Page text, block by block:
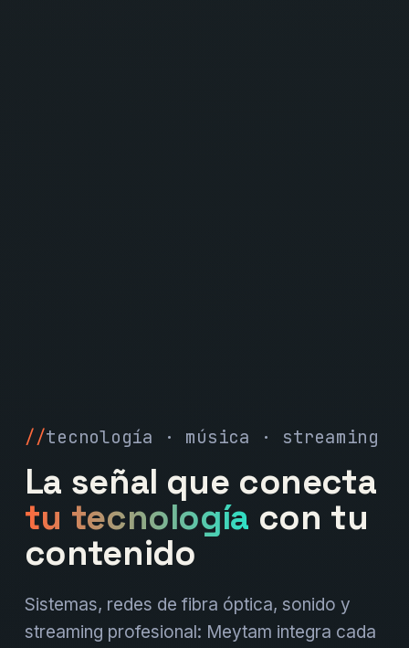
tecnología · música · streaming
La señal que conecta
tu tecnología con tu
contenido
Sistemas, redes de fibra óptica, sonido y
streaming profesional: Meytam integra cada